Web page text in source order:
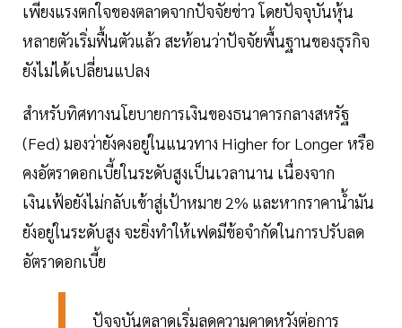
เพียงแรงตกใจของตลาดจากปัจจัยข่าว โดยปัจจุบันหุ้น
หลายตัวเริ่มฟื้นตัวแล้ว สะท้อนว่าปัจจัยพื้นฐานของธุรกิจ
ยังไม่ได้เปลี่ยนแปลง
สำหรับทิศทางนโยบายการเงินของธนาคารกลางสหรัฐ
(Fed) มองว่ายังคงอยู่ในแนวทาง Higher for Longer หรือ
คงอัตราดอกเบี้ยในระดับสูงเป็นเวลานาน เนื่องจาก
เงินเฟ้อยังไม่กลับเข้าสู่เป้าหมาย 2% และหากราคาน้ำมัน
ยังอยู่ในระดับสูง จะยิ่งทำให้เฟดมีข้อจำกัดในการปรับลด
อัตราดอกเบี้ย
ปัจจุบันตลาดเริ่มลดความคาดหวังต่อการ